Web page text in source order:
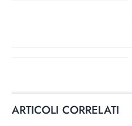
ARTICOLI CORRELATI